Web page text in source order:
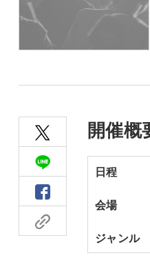
開催概
日程
会場
ジャンル